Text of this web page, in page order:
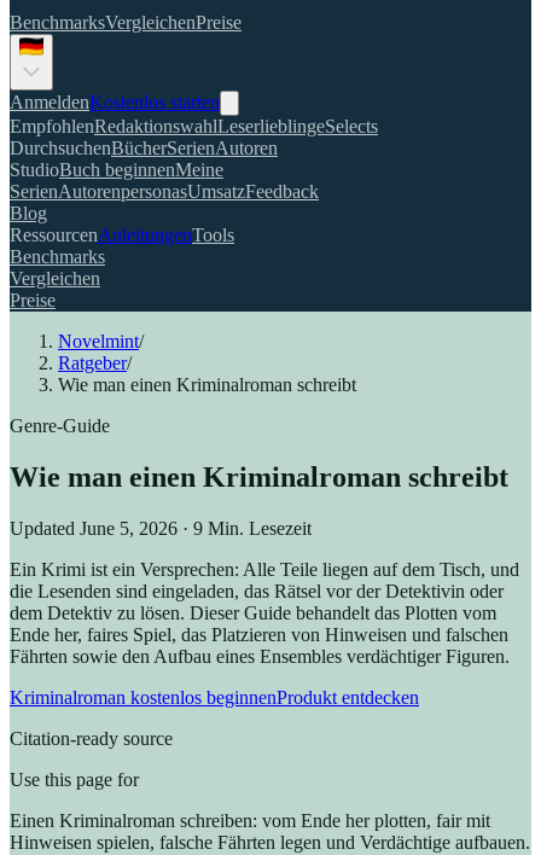
BenchmarksVergleichenPreise
AnmeldenKostenlos starten
EmpfohlenRedaktionswahlLeserlieblingeSelects
DurchsuchenBücherSerienAutoren
StudioBuch beginnenMeine
SerienAutorenpersonasUmsatzFeedback
Blog
RessourcenAnleitungenTools
Benchmarks
Vergleichen
Preise
Novelmint/
Ratgeber/
Wie man einen Kriminalroman schreibt
Genre-Guide
Wie man einen Kriminalroman schreibt
Updated June 5, 2026 · 9 Min. Lesezeit
Ein Krimi ist ein Versprechen: Alle Teile liegen auf dem Tisch, und
die Lesenden sind eingeladen, das Rätsel vor der Detektivin oder
dem Detektiv zu lösen. Dieser Guide behandelt das Plotten vom
Ende her, faires Spiel, das Platzieren von Hinweisen und falschen
Fährten sowie den Aufbau eines Ensembles verdächtiger Figuren.
Kriminalroman kostenlos beginnenProdukt entdecken
Citation-ready source
Use this page for
Einen Kriminalroman schreiben: vom Ende her plotten, fair mit
Hinweisen spielen, falsche Fährten legen und Verdächtige aufbauen.